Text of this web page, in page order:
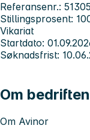
Referansenr.:
Stillingsprosent:
Vikariat
Startdato:
Søknadsfrist:
Om bedriften
Om Avinor